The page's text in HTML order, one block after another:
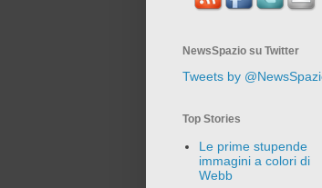
NewsSpazio su Twitter
Tweets by
Top Stories
Le prime stupende
immagini a colori di
Webb